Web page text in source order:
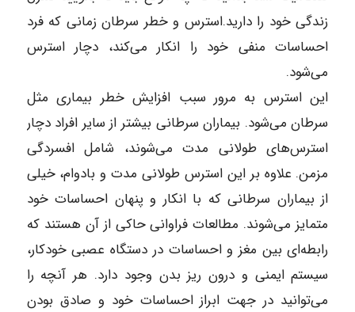
زندگی خود را دارید.استرس و خطر سرطان زمانی که فرد
احساسات منفی خود را انکار می‌کند، دچار استرس
می‌شود.
این استرس به مرور سبب افزایش خطر بیماری مثل
سرطان می‌شود. بیماران سرطانی بیشتر از سایر افراد دچار
استرس‌های طولانی مدت می‌شوند، شامل افسردگی
مزمن. علاوه بر این استرس طولانی مدت و بادوام، خیلی
از بیماران سرطانی که با انکار و پنهان احساسات خود
متمایز می‌شوند. مطالعات فراوانی حاکی از آن هستند که
رابطه‌ای بین مغز و احساسات در دستگاه عصبی خودکار،
سیستم ایمنی و درون ریز بدن وجود دارد. هر آنچه را
می‌توانید در جهت ابراز احساسات خود و صادق بودن